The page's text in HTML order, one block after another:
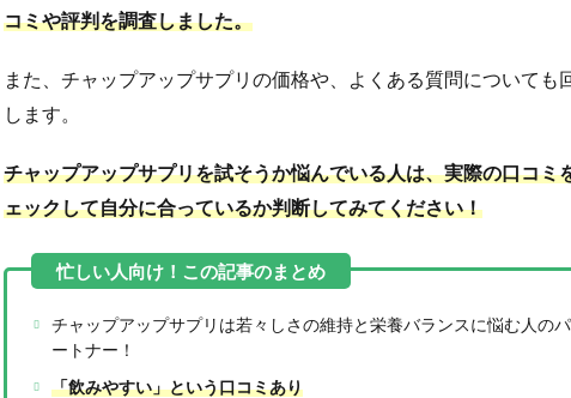
コミや評判を調査しました。
また、チャップアップサプリの価格や、よくある質問についても
します。
チャップアップサプリを試そうか悩んでいる人は、実際の口コミ
ェックして自分に合っているか判断してみてください！
チャップアップサプリは若々しさの維持と栄養バランスに悩む人のパ
ートナー！
「飲みやすい」という口コミあり